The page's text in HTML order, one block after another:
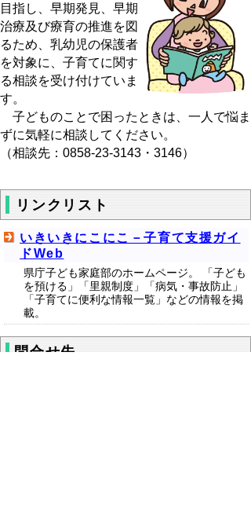
目指し、早期発見、早期
治療及び療育の推進を図
るため、乳幼児の保護者
を対象に、子育てに関す
る相談を受け付けていま
す。
子どものことで困ったときは、一人で悩ま
ずに気軽に相談してください。
（相談先：0858-23-3143・3146）
リンクリスト
いきいきにこにこ－子育て支援ガイ
ドWeb
県庁子ども家庭部のホームページ。 「子ども
を預ける」「里親制度」「病気・事故防止」
「子育てに便利な情報一覧」などの情報を掲
載。
問合せ先